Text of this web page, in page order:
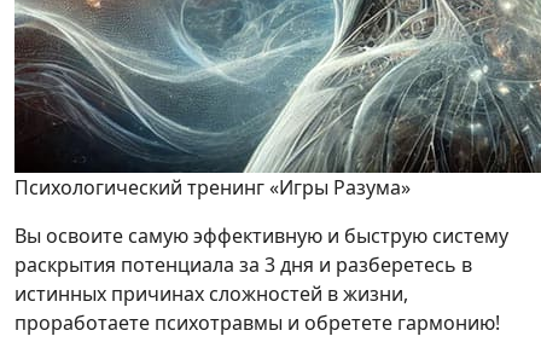
Психологический тренинг «Игры Разума»
Вы освоите самую эффективную и быструю систему
раскрытия потенциала за 3 дня и разберетесь в
истинных причинах сложностей в жизни,
проработаете психотравмы и обретете гармонию!